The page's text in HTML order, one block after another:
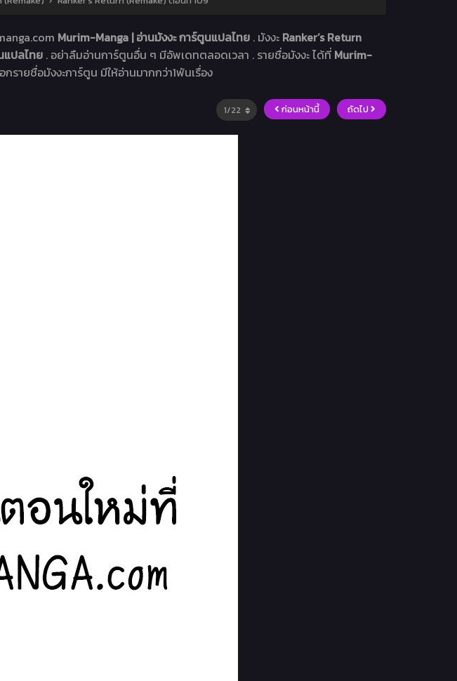
Murim-Manga | อ่านมังงะ การ์ตูนแปลไทย . มังงะ Ranker’s Return
แปลไทย . อย่าลืมอ่านการ์ตูนอื่น ๆ มีอัพเดทตลอดเวลา . รายชื่อมังงะ ได้ที่ Murim-
รายชื่อมังงะการ์ตูน มีให้อ่านมากกว่า1พันเรื่อง
ก่อนหน้านี้ ถัดไป